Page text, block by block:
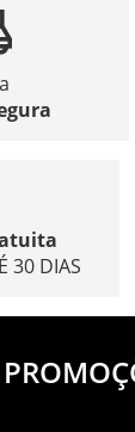
30 DIAS